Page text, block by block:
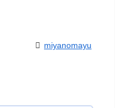
miyanomayu